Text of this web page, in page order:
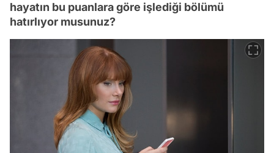
hayatın bu puanlara göre işlediği bölümü
hatırlıyor musunuz?